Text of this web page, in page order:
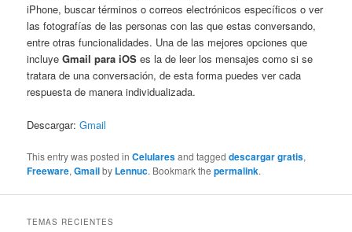
iPhone, buscar términos o correos electrónicos específicos o ver
las fotografías de las personas con las que estas conversando,
entre otras funcionalidades. Una de las mejores opciones que
incluyeGmail para iOS es la de leer los mensajes como si se
tratara de una conversación, de esta forma puedes ver cada
respuesta de manera individualizada.
Descargar:Gmail
This entry was posted inCelularesand taggeddescargar gratis,
Freeware,Gmailby Lennuc. Bookmark thepermalink.
TEMAS RECIENTES